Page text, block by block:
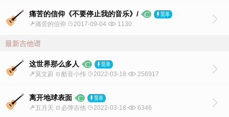
痛苦的信仰《不要停止我的音乐》/
痛苦的信仰 2017-09-04 1130
最新吉他谱
这世界那么多人
莫文蔚 酷音小伟 2022-03-18 256917
离开地球表面
五月天 必弹吉他 2022-03-18 6346